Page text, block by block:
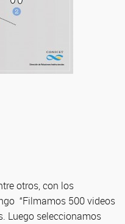
otros, con los
“Filmamos 500 videos
Luego seleccionamos